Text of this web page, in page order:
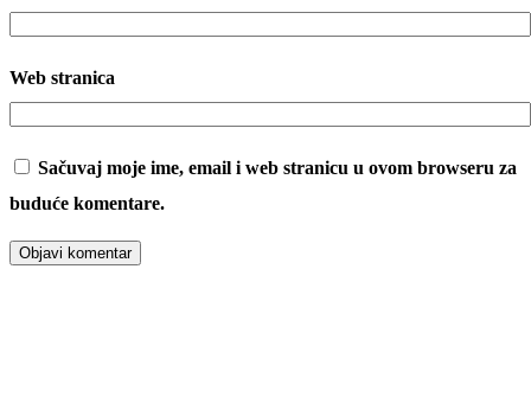
Web stranica
Sačuvaj moje ime, email i web stranicu u ovom browseru za
buduće komentare.